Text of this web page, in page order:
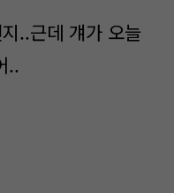
..근데 걔가 오늘
..